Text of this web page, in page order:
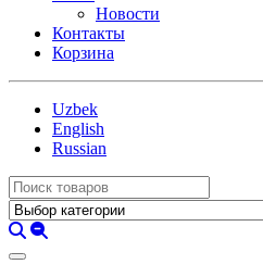
Новости
Контакты
Корзина
Uzbek
English
Russian